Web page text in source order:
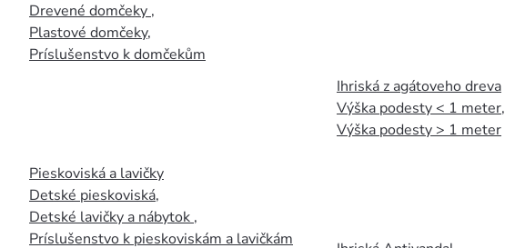
Drevené domčeky ,
Plastové domčeky,
Príslušenstvo k domčekům
Pieskoviská a lavičky
Detské pieskoviská,
Detské lavičky a nábytok ,
Príslušenstvo k pieskoviskám a lavičkám
Ihriská z agátoveho dreva
Výška podesty < 1 meter,
Výška podesty > 1 meter